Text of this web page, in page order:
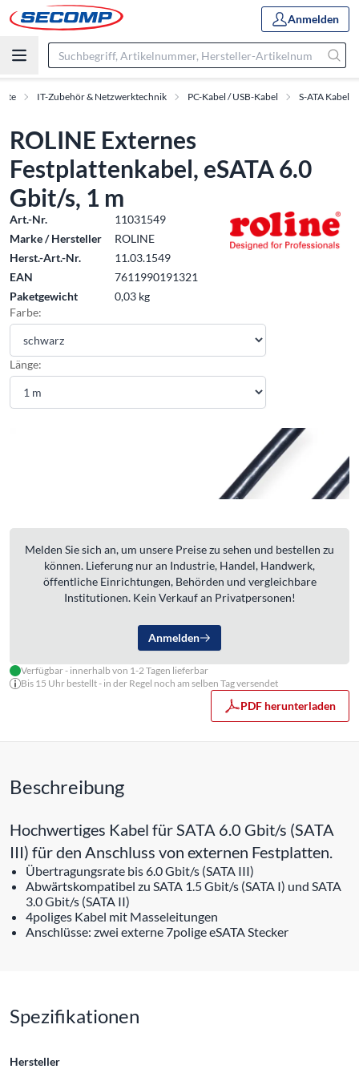
Anmelden
IT-Zubehör & Netzwerktechnik PC-Kabel / USB-Kabel S-ATA Kabel
ROLINE Externes
Festplattenkabel, eSATA 6.0
Gbit/s, 1 m
Art.-Nr.
11031549
Marke / Hersteller
ROLINE
Herst.-Art.-Nr.
11.03.1549
EAN
7611990191321
Paketgewicht
0,03 kg
Farbe:
Länge:
Melden Sie sich an, um unsere Preise zu sehen und bestellen zu
können. Lieferung nur an Industrie, Handel, Handwerk,
öffentliche Einrichtungen, Behörden und vergleichbare
Institutionen. Kein Verkauf an Privatpersonen!
Anmelden
Verfügbar - innerhalb von 1-2 Tagen lieferbar
Bis 15 Uhr bestellt - in der Regel noch am selben Tag versendet
PDF herunterladen
Beschreibung
Hochwertiges Kabel für SATA 6.0 Gbit/s (SATA
III) für den Anschluss von externen Festplatten.
Übertragungsrate bis 6.0 Gbit/s (SATA III)
Abwärtskompatibel zu SATA 1.5 Gbit/s (SATA I) und SATA
3.0 Gbit/s (SATA II)
4poliges Kabel mit Masseleitungen
Anschlüsse: zwei externe 7polige eSATA Stecker
Spezifikationen
Hersteller